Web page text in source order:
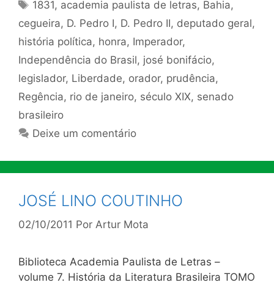
Tags
1831, academia paulista de letras, Bahia,
cegueira, D. Pedro I, D. Pedro II, deputado geral,
história política, honra, Imperador,
Independência do Brasil, josé bonifácio,
legislador, Liberdade, orador, prudência,
Regência, rio de janeiro, século XIX, senado
brasileiro
Deixe um comentário
JOSÉ LINO COUTINHO
02/10/2011 Por Artur Mota
Biblioteca Academia Paulista de Letras –
volume 7. História da Literatura Brasileira TOMO